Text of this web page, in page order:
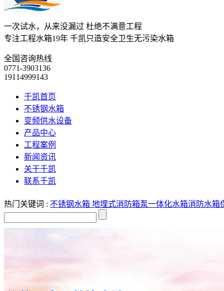
一次试水，从来没漏过 杜绝不满意工程
专注工程水箱19年 千凯只造安全卫生无污染水箱
全国咨询热线
0771-3903136
19114999143
千凯首页
不锈钢水箱
变频供水设备
产品中心
工程案例
新闻资讯
关于千凯
联系千凯
热门关键词 : 不锈钢水箱 地埋式消防箱泵一体化水箱消防水箱